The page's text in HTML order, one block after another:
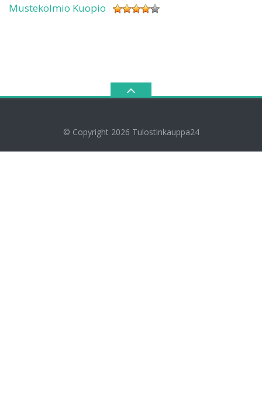
Mustekolmio Kuopio
© Copyright 2026 Tulostinkauppa24